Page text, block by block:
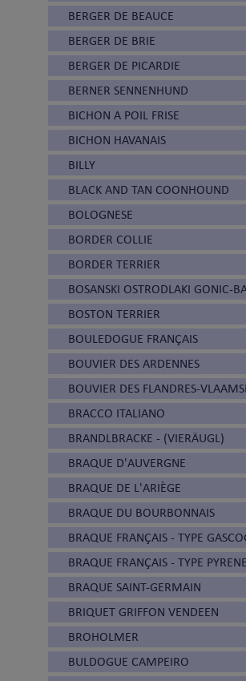
BERGER DE BEAUCE
BERGER DE BRIE
BERGER DE PICARDIE
BERNER SENNENHUND
BICHON A POIL FRISE
BICHON HAVANAIS
BILLY
BLACK AND TAN COONHOUND
BOLOGNESE
BORDER COLLIE
BORDER TERRIER
BOSANSKI OSTRODLAKI GONIC-
BOSTON TERRIER
BOULEDOGUE FRANÇAIS
BOUVIER DES ARDENNES
BOUVIER DES FLANDRES-
BRACCO ITALIANO
BRANDLBRACKE - (VIERÄUGL)
BRAQUE D'AUVERGNE
BRAQUE DE L'ARIÈGE
BRAQUE DU BOURBONNAIS
BRAQUE FRANÇAIS - TYPE
BRAQUE FRANÇAIS - TYPE
BRAQUE SAINT-GERMAIN
BRIQUET GRIFFON VENDEEN
BROHOLMER
BULDOGUE CAMPEIRO